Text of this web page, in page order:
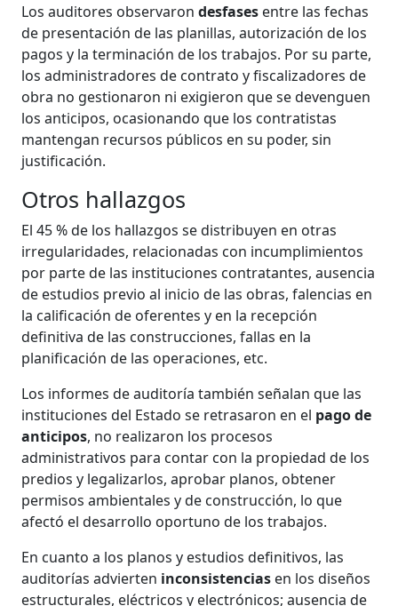
Los auditores observarondesfases entre las fechas
de presentación de las planillas, autorización de los
pagos y la terminación de los trabajos. Por su parte,
los administradores de contrato y fiscalizadores de
obra no gestionaron ni exigieron que se devenguen
los anticipos, ocasionando que los contratistas
mantengan recursos públicos en su poder, sin
justificación.
Otros hallazgos
El 45 % de los hallazgos se distribuyen en otras
irregularidades, relacionadas con incumplimientos
por parte de las instituciones contratantes, ausencia
de estudios previo al inicio de las obras, falencias en
la calificación de oferentes y en la recepción
definitiva de las construcciones, fallas en la
planificación de las operaciones, etc.
Los informes de auditoría también señalan que las
instituciones del Estado se retrasaron en el pago de
anticipos, no realizaron los procesos
administrativos para contar con la propiedad de los
predios y legalizarlos, aprobar planos, obtener
permisos ambientales y de construcción, lo que
afectó el desarrollo oportuno de los trabajos.
En cuanto a los planos y estudios definitivos, las
auditorías advierten inconsistencias en los diseños
estructurales, eléctricos y electrónicos; ausencia de